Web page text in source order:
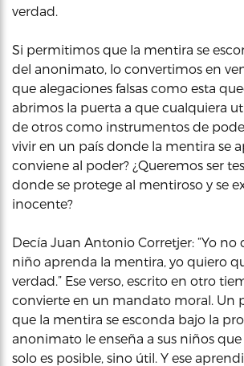
verdad.
Si permitimos que la mentira se
del anonimato, lo convertimos en
que alegaciones falsas como esta
abrimos la puerta a que cualquiera
de otros como instrumentos de
vivir en un país donde la mentira se
conviene al poder? ¿Queremos ser
donde se protege al mentiroso y se
inocente?
Decía Juan Antonio Corretjer: “Yo
niño aprenda la mentira, yo quiero
verdad.” Ese verso, escrito en otro
convierte en un mandato moral. Un
que la mentira se esconda bajo la
anonimato le enseña a sus niños
solo es posible, sino útil. Y ese